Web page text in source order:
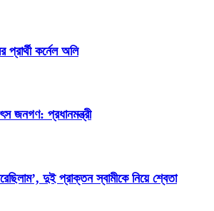
প্রার্থী কর্নেল অলি
জনগণ: প্রধানমন্ত্রী
দুই প্রাক্তন স্বামীকে নিয়ে শ্বেতা